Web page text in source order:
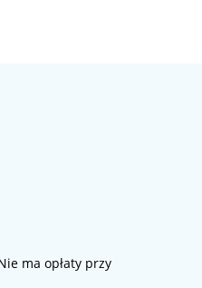
ma opłaty przy